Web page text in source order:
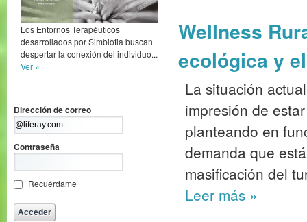
Los Entornos Terapéuticos
desarrollados por Simbiotia buscan
despertar la conexión del individuo...
Ver »
Dirección de correo
Contraseña
Recuérdame
Wellness
ecológica y
La situación
impresión de
planteando en
demanda que
masificación del
Leer más »